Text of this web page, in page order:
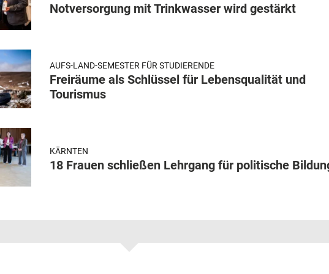
Notversorgung mit Trinkwasser wird gestärkt
AUFS-LAND-SEMESTER FÜR STUDIERENDE
Freiräume als Schlüssel für Lebensqualität und
Tourismus
KÄRNTEN
18 Frauen schließen Lehrgang für politische